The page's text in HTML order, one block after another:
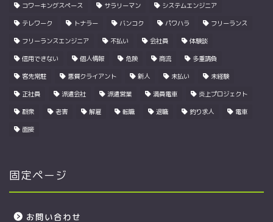
コワーキングスペース サラリーマン システムエンジニア
テレワーク トナラー バンコク パワハラ フリーランス
フリーランスエンジニア 不払い 会社員 体験談
信用できない 個人情報 危険 商流 多重請負
客先常駐 悪質クライアント 新人 未払い 未経験
正社員 派遣会社 派遣営業 満員電車 炎上プロジェクト
群衆 老害 解雇 転職 退職 釣り求人 電車
面接
固定ページ
お問い合わせ